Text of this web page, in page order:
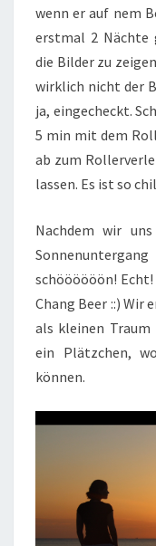
wenn er auf nem
erstmal 2 Nächte
die Bilder zu
wirklich nicht der
ja, eingecheckt.
5 min mit dem
ab zum
lassen. Es ist so
Nachdem wir
schöööööön!
Chang Beer ::) Wir
als kleinen Traum
ein Plätzchen,
können.